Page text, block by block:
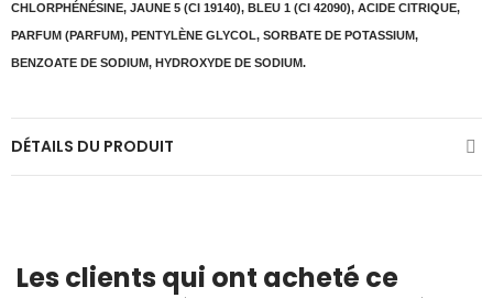
CHLORPHÉNÉSINE, JAUNE 5 (CI 19140), BLEU 1 (CI 42090), ACIDE CITRIQUE,
PARFUM (PARFUM), PENTYLÈNE GLYCOL, SORBATE DE POTASSIUM,
BENZOATE DE SODIUM, HYDROXYDE DE SODIUM.
DÉTAILS DU PRODUIT
Les clients qui ont acheté ce